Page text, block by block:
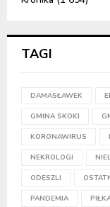
TAGI
DAMASŁAWEK
GMINA SKOKI
KORONAWIRUS
NEKROLOGI
ODESZLI
PANDEMIA